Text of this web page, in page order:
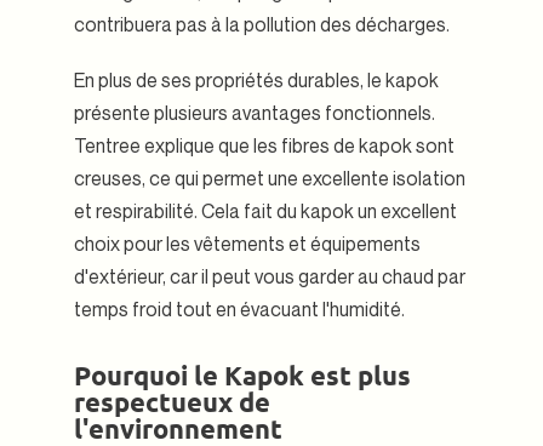
contribuera pas à la pollution des décharges.
En plus de ses propriétés durables, le kapok
présente plusieurs avantages fonctionnels.
Tentree explique que les fibres de kapok sont
creuses, ce qui permet une excellente isolation
et respirabilité. Cela fait du kapok un excellent
choix pour les vêtements et équipements
d'extérieur, car il peut vous garder au chaud par
temps froid tout en évacuant l'humidité.
Pourquoi le Kapok est plus
respectueux de
l'environnement